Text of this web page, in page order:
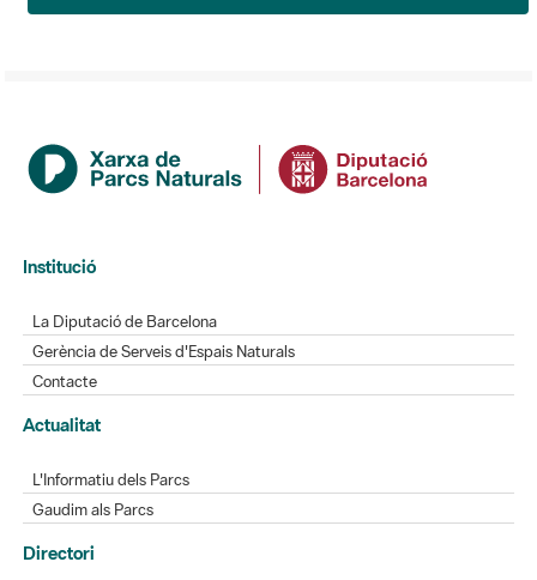
Institució
La Diputació de Barcelona
Gerència de Serveis d'Espais Naturals
Contacte
Actualitat
L'Informatiu dels Parcs
Gaudim als Parcs
Directori